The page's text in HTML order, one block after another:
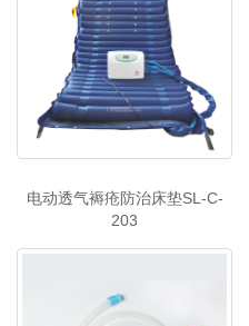
电动透气褥疮防治床垫SL-C-
203